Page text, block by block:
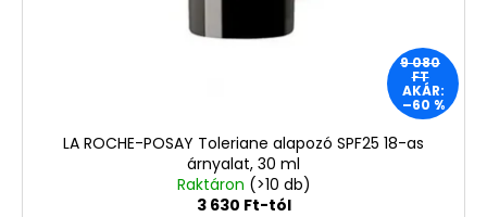
9 080
FT
AKÁR:
–60 %
LA ROCHE-POSAY Toleriane alapozó SPF25 18-as
árnyalat, 30 ml
Raktáron (>10 db)
3 630 Ft-tól